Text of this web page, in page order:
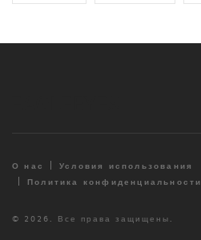
О нас
Условия использования
Политика конфиденциальности
© 2026. Все права защищены.